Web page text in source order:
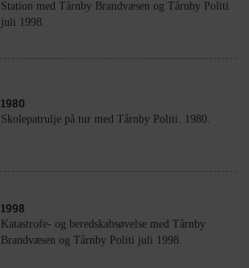
Station med Tårnby Brandvæsen og Tårnby Politi
juli 1998.
1980
Skolepatrulje på tur med Tårnby Politi. 1980.
1998
Katastrofe- og beredskabsøvelse med Tårnby
Brandvæsen og Tårnby Politi juli 1998.